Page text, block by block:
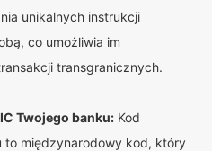
unikalnych instrukcji
co umożliwia im
transgranicznych.
Twojego banku: Kod
to międzynarodowy kod, który